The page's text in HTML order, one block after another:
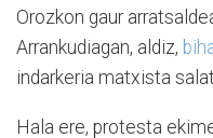
Orozkon gaur
Arrankudiagan, aldiz,
indarkeria matxista
Hala ere, protesta